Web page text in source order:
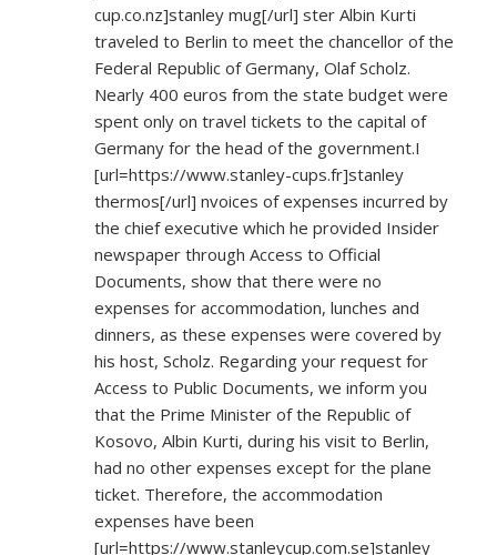
cup.co.nz]stanley mug[/url] ster Albin Kurti
traveled to Berlin to meet the chancellor of the
Federal Republic of Germany, Olaf Scholz.
Nearly 400 euros from the state budget were
spent only on travel tickets to the capital of
Germany for the head of the government.I
[url=https://www.stanley-cups.fr]stanley
thermos[/url] nvoices of expenses incurred by
the chief executive which he provided Insider
newspaper through Access to Official
Documents, show that there were no
expenses for accommodation, lunches and
dinners, as these expenses were covered by
his host, Scholz. Regarding your request for
Access to Public Documents, we inform you
that the Prime Minister of the Republic of
Kosovo, Albin Kurti, during his visit to Berlin,
had no other expenses except for the plane
ticket. Therefore, the accommodation
expenses have been
[url=https://www.stanleycup.com.se]stanley